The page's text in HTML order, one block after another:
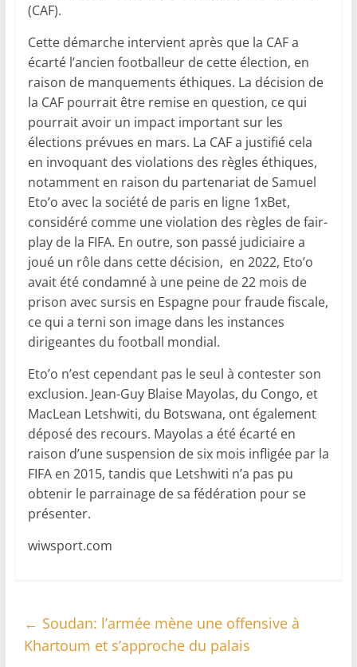
(CAF).
Cette démarche intervient après que la CAF a
écarté l’ancien footballeur de cette élection, en
raison de manquements éthiques. La décision de
la CAF pourrait être remise en question, ce qui
pourrait avoir un impact important sur les
élections prévues en mars. La CAF a justifié cela
en invoquant des violations des règles éthiques,
notamment en raison du partenariat de Samuel
Eto’o avec la société de paris en ligne 1xBet,
considéré comme une violation des règles de fair-
play de la FIFA. En outre, son passé judiciaire a
joué un rôle dans cette décision, en 2022, Eto’o
avait été condamné à une peine de 22 mois de
prison avec sursis en Espagne pour fraude fiscale,
ce qui a terni son image dans les instances
dirigeantes du football mondial.
Eto’o n’est cependant pas le seul à contester son
exclusion. Jean-Guy Blaise Mayolas, du Congo, et
MacLean Letshwiti, du Botswana, ont également
déposé des recours. Mayolas a été écarté en
raison d’une suspension de six mois infligée par la
FIFA en 2015, tandis que Letshwiti n’a pas pu
obtenir le parrainage de sa fédération pour se
présenter.
wiwsport.com
← Soudan: l’armée mène une offensive à
Khartoum et s’approche du palais